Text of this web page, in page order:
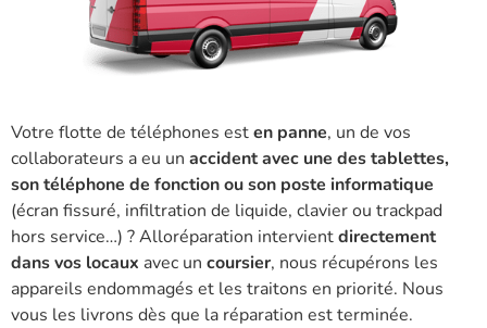
Votre flotte de téléphones esten panne, un de vos
collaborateurs a eu un accident avec une des tablettes,
son téléphone de fonction ou son poste informatique
(écran fissuré, infiltration de liquide, clavier ou trackpad
hors service…) ? Alloréparation intervientdirectement
dans vos locaux avec un coursier, nous récupérons les
appareils endommagés et les traitons en priorité. Nous
vous les livrons dès que la réparation est terminée.